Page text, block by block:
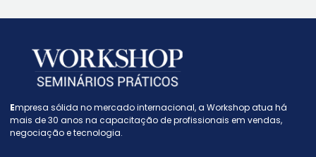
Empresa sólida no mercado internacional, a Workshop atua há
mais de 30 anos na capacitação de profissionais em vendas,
negociação e tecnologia.